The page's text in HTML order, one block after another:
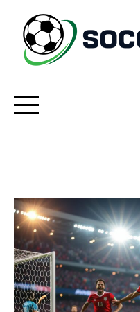
content
Soccer Group